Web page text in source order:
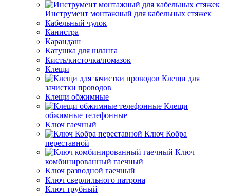
Инструмент монтажный для кабельных стяжек
Кабельный чулок
Канистра
Карандаш
Катушка для шланга
Кисть/кисточка/помазок
Клещи
Клещи для
зачистки проводов
Клещи обжимные
Клещи
обжимные телефонные
Ключ гаечный
Ключ Кобра
переставной
Ключ
комбинированный гаечный
Ключ разводной гаечный
Ключ сверлильного патрона
Ключ трубный